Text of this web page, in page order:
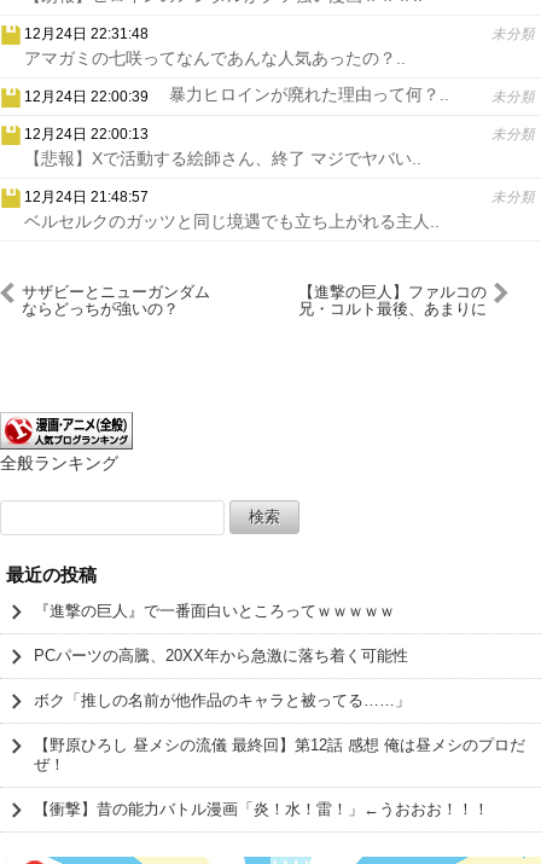
12月24日 22:31:48 未分類
アマガミの七咲ってなんであんな人気あったの？..
12月24日 22:00:39 未分類
暴力ヒロインが廃れた理由って何？..
12月24日 22:00:13 未分類
【悲報】Xで活動する絵師さん、終了 マジでヤバい..
12月24日 21:48:57 未分類
ベルセルクのガッツと同じ境遇でも立ち上がれる主人..
サザビーとニューガンダム
ならどっちが強いの？
【進撃の巨人】ファルコの
兄・コルト最後、あまりに
全般ランキング
索:
最近の投稿
『進撃の巨人』で一番面白いところってｗｗｗｗｗ
PCパーツの高騰、20XX年から急激に落ち着く可能性
ボク「推しの名前が他作品のキャラと被ってる……」
【野原ひろし 昼メシの流儀 最終回】第12話 感想 俺は昼メシのプロだ
ぜ！
【衝撃】昔の能力バトル漫画「炎！水！雷！」←うおおお！！！